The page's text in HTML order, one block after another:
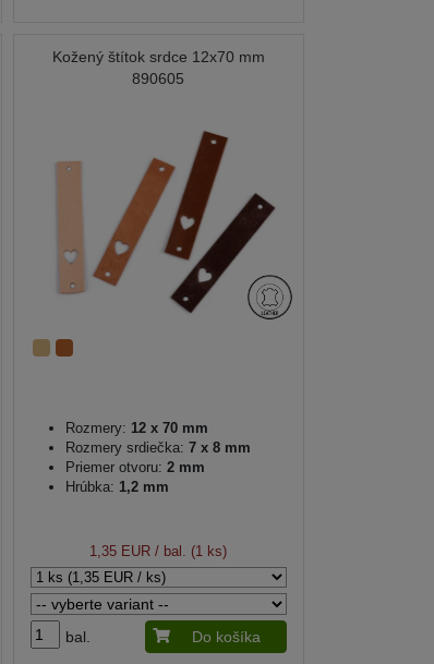
Kožený štítok srdce 12x70 mm
890605
Rozmery: 12 x 70 mm
Rozmery srdiečka: 7 x 8 mm
Priemer otvoru: 2 mm
Hrúbka: 1,2 mm
1,35 EUR / bal. (1 ks)
bal. Do košíka